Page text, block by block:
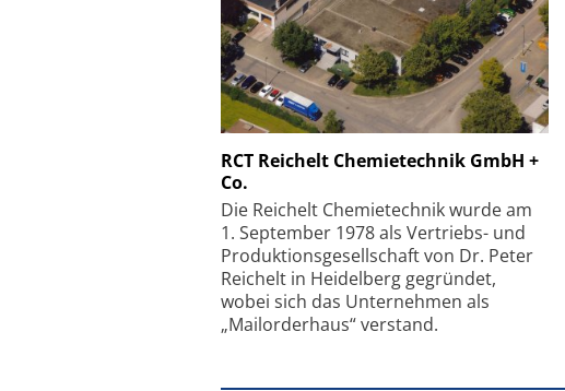
RCT Reichelt Chemietechnik GmbH +
Co.
Die Reichelt Chemietechnik wurde am
1. September 1978 als Vertriebs- und
Produktionsgesellschaft von Dr. Peter
Reichelt in Heidelberg gegründet,
wobei sich das Unternehmen als
„Mailorderhaus“ verstand.
Schäfter + Kirchhoff GmbH
Feinfokussierungsmechanismus